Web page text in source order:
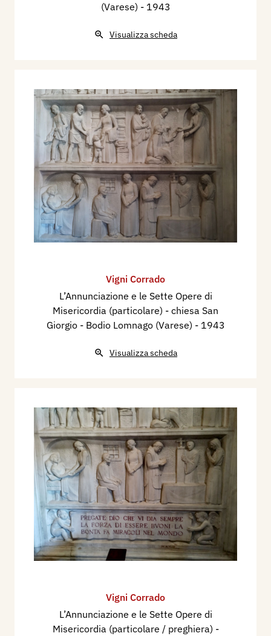
(Varese) - 1943
Visualizza scheda
Vigni Corrado
L’Annunciazione e le Sette Opere di
Misericordia (particolare) - chiesa San
Giorgio - Bodio Lomnago (Varese) - 1943
Visualizza scheda
Vigni Corrado
L’Annunciazione e le Sette Opere di
Misericordia (particolare / preghiera) -